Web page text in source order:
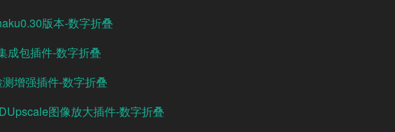
版本-数字折叠
成包插件-数字折叠
增强插件-数字折叠
图像放大插件-数字折叠